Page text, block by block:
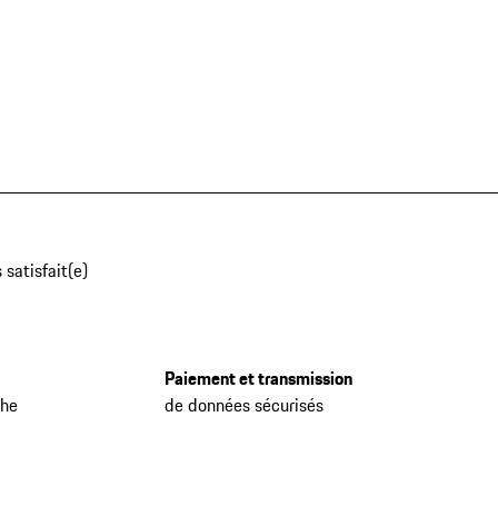
satisfait(e)
Paiement et transmission
de données sécurisés